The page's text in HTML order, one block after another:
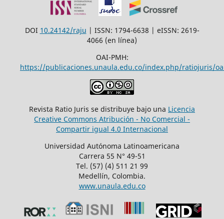
DOI 10.24142/raju | ISSN: 1794-6638 | eISSN: 2619-
4066 (en línea)
OAI-PMH:
https://publicaciones.unaula.edu.co/index.php/ratiojuris/
Revista Ratio Juris se distribuye bajo una Licencia
Creative Commons Atribución - No Comercial -
Compartir igual 4.0 Internacional
Universidad Autónoma Latinoamericana
Carrera 55 N° 49-51
Tel. (57) (4) 511 21 99
Medellín, Colombia.
www.unaula.edu.co